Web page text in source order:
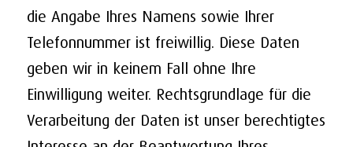
die Angabe Ihres Namens sowie Ihrer
Telefonnummer ist freiwillig. Diese Daten
geben wir in keinem Fall ohne Ihre
Einwilligung weiter. Rechtsgrundlage für die
Verarbeitung der Daten ist unser berechtigtes